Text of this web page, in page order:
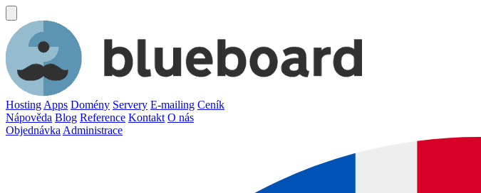
Hosting Apps Domény Servery E-mailing Ceník
Nápověda Blog Reference Kontakt O nás
Objednávka Administrace